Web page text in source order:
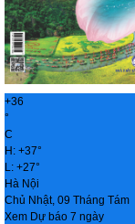
+36
°
C
H: +37°
L: +27°
Hà Nội
Chủ Nhật, 09 Tháng Tám
Xem Dự báo 7 ngày